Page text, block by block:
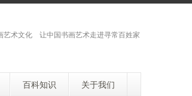
艺术文化 让中国书画艺术走进寻常百姓家
百科知识 关于我们